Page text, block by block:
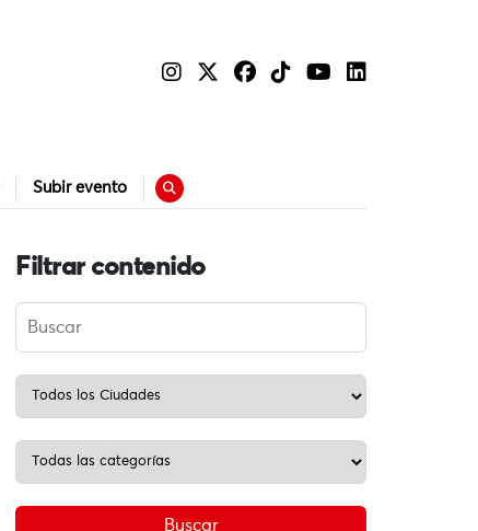
Subir evento
Filtrar contenido